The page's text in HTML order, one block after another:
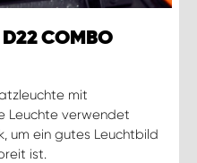
D22 COMBO
mit
Leuchte verwendet
um ein gutes Leuchtbild
ist.